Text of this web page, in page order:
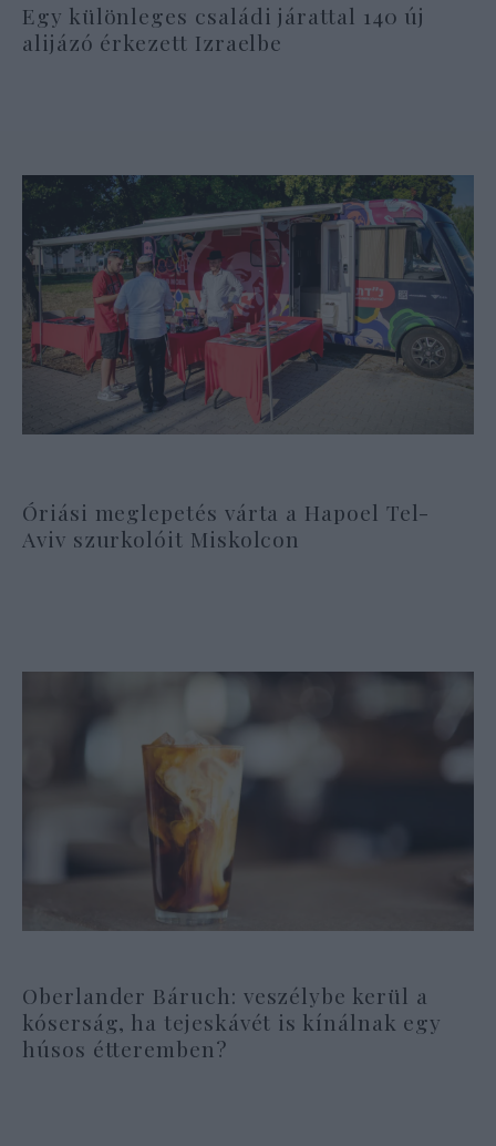
Egy különleges családi járattal 140 új
alijázó érkezett Izraelbe
Óriási meglepetés várta a Hapoel Tel-
Aviv szurkolóit Miskolcon
Oberlander Báruch: veszélybe kerül a
kóserság, ha tejeskávét is kínálnak egy
húsos étteremben?